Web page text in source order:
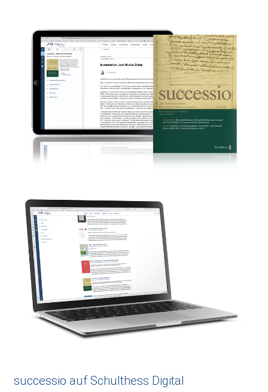
successio auf Schulthess Digital